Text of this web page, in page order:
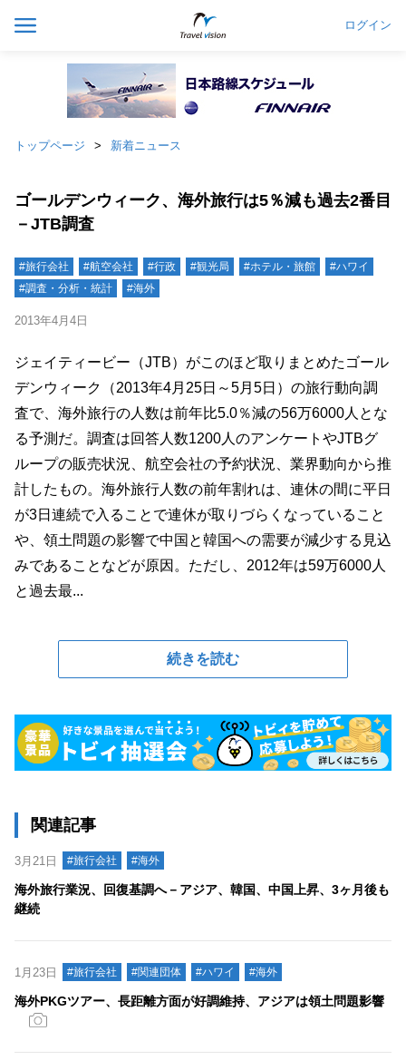
ログイン
トップページ 新着ニュース
ゴールデンウィーク、海外旅行は5％減も過去2番目
－JTB調査
#旅行会社 #航空会社 #行政 #観光局 #ホテル・旅館
#ハワイ
#調査・分析・統計
#海外
2013年4月4日
ジェイティービー（JTB）がこのほど取りまとめたゴール
デンウィーク（2013年4月25日～5月5日）の旅行動向調
査で、海外旅行の人数は前年比5.0％減の56万6000人とな
る予測だ。調査は回答人数1200人のアンケートやJTBグ
ループの販売状況、航空会社の予約状況、業界動向から推
計したもの。海外旅行人数の前年割れは、連休の間に平日
が3日連続で入ることで連休が取りづらくなっていること
や、領土問題の影響で中国と韓国への需要が減少する見込
みであることなどが原因。ただし、2012年は59万6000人
と過去最...
続きを読む
関連記事
3月21日 #旅行会社 #海外
海外旅行業況、回復基調へ－アジア、韓国、中国上昇、3ヶ月後も
継続
1月23日 #旅行会社 #関連団体 #ハワイ #海外
海外PKGツアー、長距離方面が好調維持、アジアは領土問題影響